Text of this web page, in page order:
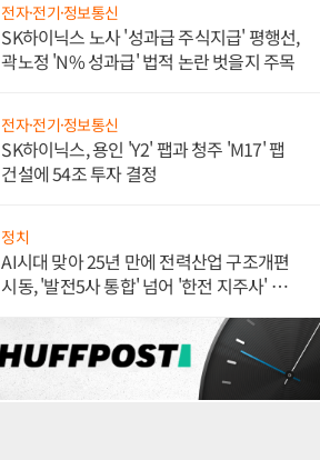
전자·전기·정보통신
SK하이닉스 노사 '성과급 주식지급' 평행선,
곽노정 'N% 성과급' 법적 논란 벗을지 주목
전자·전기·정보통신
SK하이닉스, 용인 'Y2' 팹과 청주 'M17' 팹
건설에 54조 투자 결정
정치
AI시대 맞아 25년 만에 전력산업 구조개편
시동, '발전5사 통합' 넘어 '한전 지주사' 재편